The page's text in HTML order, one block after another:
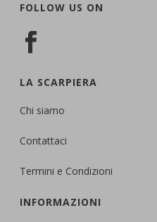
FOLLOW US ON
LA SCARPIERA
Chi siamo
Contattaci
Termini e Condizioni
INFORMAZIONI